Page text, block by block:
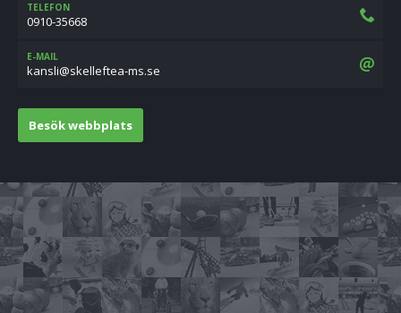
TELEFON
0910-35668
E-MAIL
es.sm-aetfelleks@ilsnak
Besök webbplats